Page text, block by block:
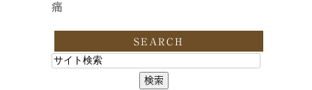
痛
SEARCH